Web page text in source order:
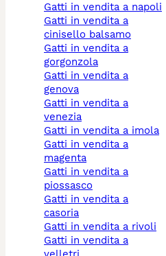
gatti in vendita a napoli
gatti in vendita a
cinisello balsamo
gatti in vendita a
gorgonzola
gatti in vendita a
genova
gatti in vendita a
venezia
gatti in vendita a imola
gatti in vendita a
magenta
gatti in vendita a
piossasco
gatti in vendita a
casoria
gatti in vendita a rivoli
gatti in vendita a